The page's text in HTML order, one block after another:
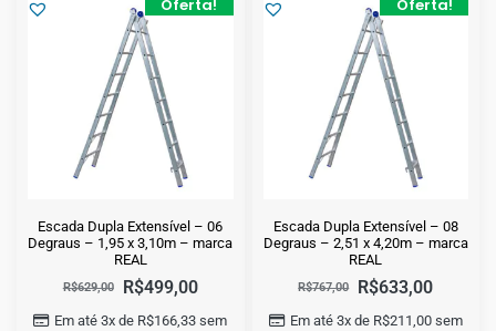
Oferta!
Escada Dupla Extensível – 06
Degraus – 1,95 x 3,10m – marca
REAL
R$629,00 R$499,00
Em até 3x de R$166,33 sem
Oferta!
Escada Dupla Extensível – 08
Degraus – 2,51 x 4,20m – marca
REAL
R$767,00 R$633,00
Em até 3x de R$211,00sem